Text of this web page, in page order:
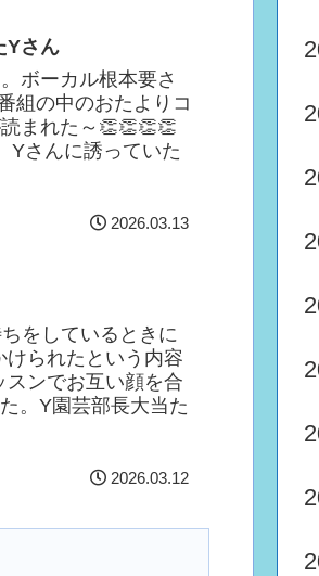
Yさん
ボーカル根本要さ
組の中のおたよりコ
まれた～👏👏👏👏
Yさんに誘っていた
2026.03.13
をしているときに
られたという内容
スンでお互い顔を合
。Y園芸部長大当た
2026.03.12